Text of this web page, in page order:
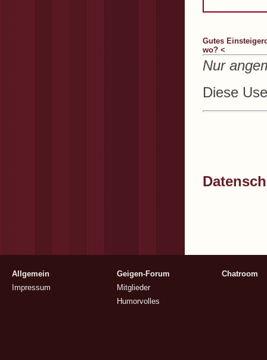
Gutes
wo? <
Nur
Diese
Allgemein
Impressum
Geigen-Forum
Mitglieder
Humorvolles
Chatroom